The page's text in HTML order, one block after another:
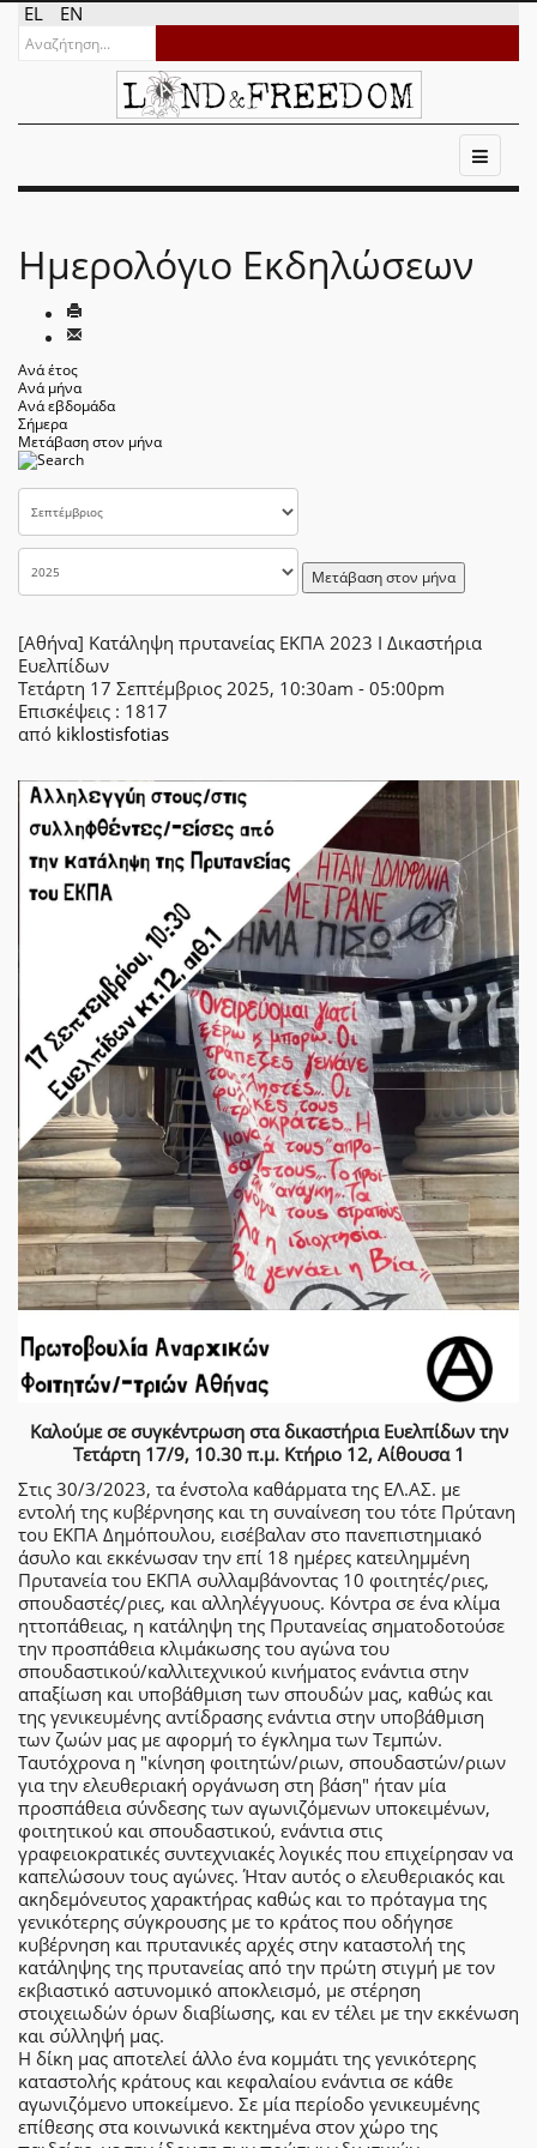
EL EN
Ημερολόγιο Εκδηλώσεων
Ανά έτος
Ανά μήνα
Ανά εβδομάδα
Σήμερα
Μετάβαση στον μήνα
Μετάβαση στον μήνα
[Αθήνα] Κατάληψη πρυτανείας ΕΚΠΑ 2023 Ι Δικαστήρια
Ευελπίδων
Τετάρτη 17 Σεπτέμβριος 2025, 10:30am - 05:00pm
Επισκέψεις : 1817
από kiklostisfotias
Καλούμε σε συγκέντρωση στα δικαστήρια Ευελπίδων την
Τετάρτη 17/9, 10.30 π.μ. Κτήριο 12, Αίθουσα 1
Στις 30/3/2023, τα ένστολα καθάρματα της ΕΛ.ΑΣ. με
εντολή της κυβέρνησης και τη συναίνεση του τότε Πρύτανη
του ΕΚΠΑ Δημόπουλου, εισέβαλαν στο πανεπιστημιακό
άσυλο και εκκένωσαν την επί 18 ημέρες κατειλημμένη
Πρυτανεία του ΕΚΠΑ συλλαμβάνοντας 10 φοιτητές/ριες,
σπουδαστές/ριες, και αλληλέγγυους. Κόντρα σε ένα κλίμα
ηττοπάθειας, η κατάληψη της Πρυτανείας σηματοδοτούσε
την προσπάθεια κλιμάκωσης του αγώνα του
σπουδαστικού/καλλιτεχνικού κινήματος ενάντια στην
απαξίωση και υποβάθμιση των σπουδών μας, καθώς και
της γενικευμένης αντίδρασης ενάντια στην υποβάθμιση
των ζωών μας με αφορμή το έγκλημα των Τεμπών.
Ταυτόχρονα η "κίνηση φοιτητών/ριων, σπουδαστών/ριων
για την ελευθεριακή οργάνωση στη βάση" ήταν μία
προσπάθεια σύνδεσης των αγωνιζόμενων υποκειμένων,
φοιτητικού και σπουδαστικού, ενάντια στις
γραφειοκρατικές συντεχνιακές λογικές που επιχείρησαν να
καπελώσουν τους αγώνες. Ήταν αυτός ο ελευθεριακός και
ακηδεμόνευτος χαρακτήρας καθώς και το πρόταγμα της
γενικότερης σύγκρουσης με το κράτος που οδήγησε
κυβέρνηση και πρυτανικές αρχές στην καταστολή της
κατάληψης της πρυτανείας από την πρώτη στιγμή με τον
εκβιαστικό αστυνομικό αποκλεισμό, με στέρηση
στοιχειωδών όρων διαβίωσης, και εν τέλει με την εκκένωση
και σύλληψή μας.
Η δίκη μας αποτελεί άλλο ένα κομμάτι της γενικότερης
καταστολής κράτους και κεφαλαίου ενάντια σε κάθε
αγωνιζόμενο υποκείμενο. Σε μία περίοδο γενικευμένης
επίθεσης στα κοινωνικά κεκτημένα στον χώρο της